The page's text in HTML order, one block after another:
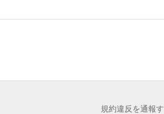
規約違反を通報